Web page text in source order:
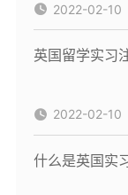
2022-02-10
英国留学实习
2022-02-10
什么是英国实